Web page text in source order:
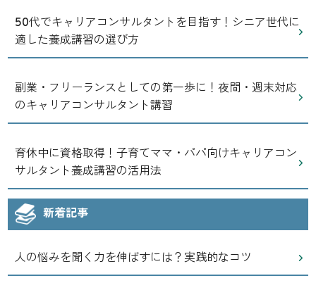
50代でキャリアコンサルタントを目指す！シニア世代に
適した養成講習の選び方
副業・フリーランスとしての第一歩に！夜間・週末対応
のキャリアコンサルタント講習
育休中に資格取得！子育てママ・パパ向けキャリアコン
サルタント養成講習の活用法
新着記事
人の悩みを聞く力を伸ばすには？実践的なコツ